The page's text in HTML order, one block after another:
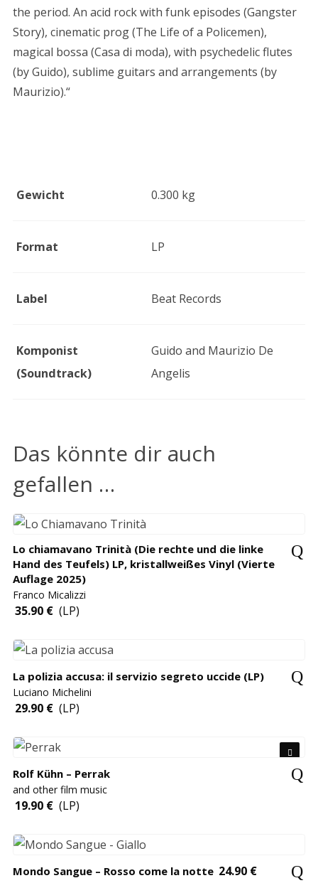
the period. An acid rock with funk episodes (Gangster
Story), cinematic prog (The Life of a Policemen),
magical bossa (Casa di moda), with psychedelic flutes
(by Guido), sublime guitars and arrangements (by
Maurizio).“
Gewicht 0.300 kg
Format LP
Label Beat Records
Komponist
(Soundtrack)
Guido and Maurizio De
Angelis
Das könnte dir auch
gefallen …
Lo chiamavano Trinità (Die rechte und die linke
Hand des Teufels) LP, kristallweißes Vinyl (Vierte
Auflage 2025)
Franco Micalizzi
35.90 € (LP)
La polizia accusa: il servizio segreto uccide (LP)
Luciano Michelini
29.90 € (LP)
Rolf Kühn – Perrak
and other film music
19.90 € (LP)
Mondo Sangue – Rosso come la notte 24.90 €